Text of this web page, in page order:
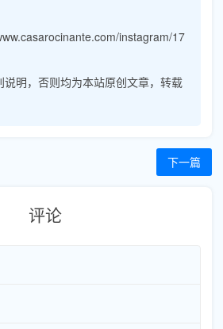
instagram/17
说明，否则均为本站原创文章，转载
下一篇
评论